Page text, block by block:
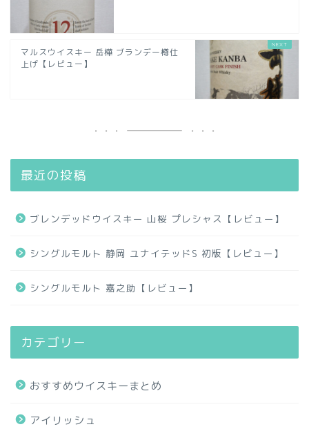
マルスウイスキー 岳樺 ブランデー樽仕
上げ【レビュー】
最近の投稿
ブレンデッドウイスキー 山桜 プレシャス【レビュー】
シングルモルト 静岡 ユナイテッドS 初版【レビュー】
シングルモルト 嘉之助【レビュー】
カテゴリー
おすすめウイスキーまとめ
アイリッシュ